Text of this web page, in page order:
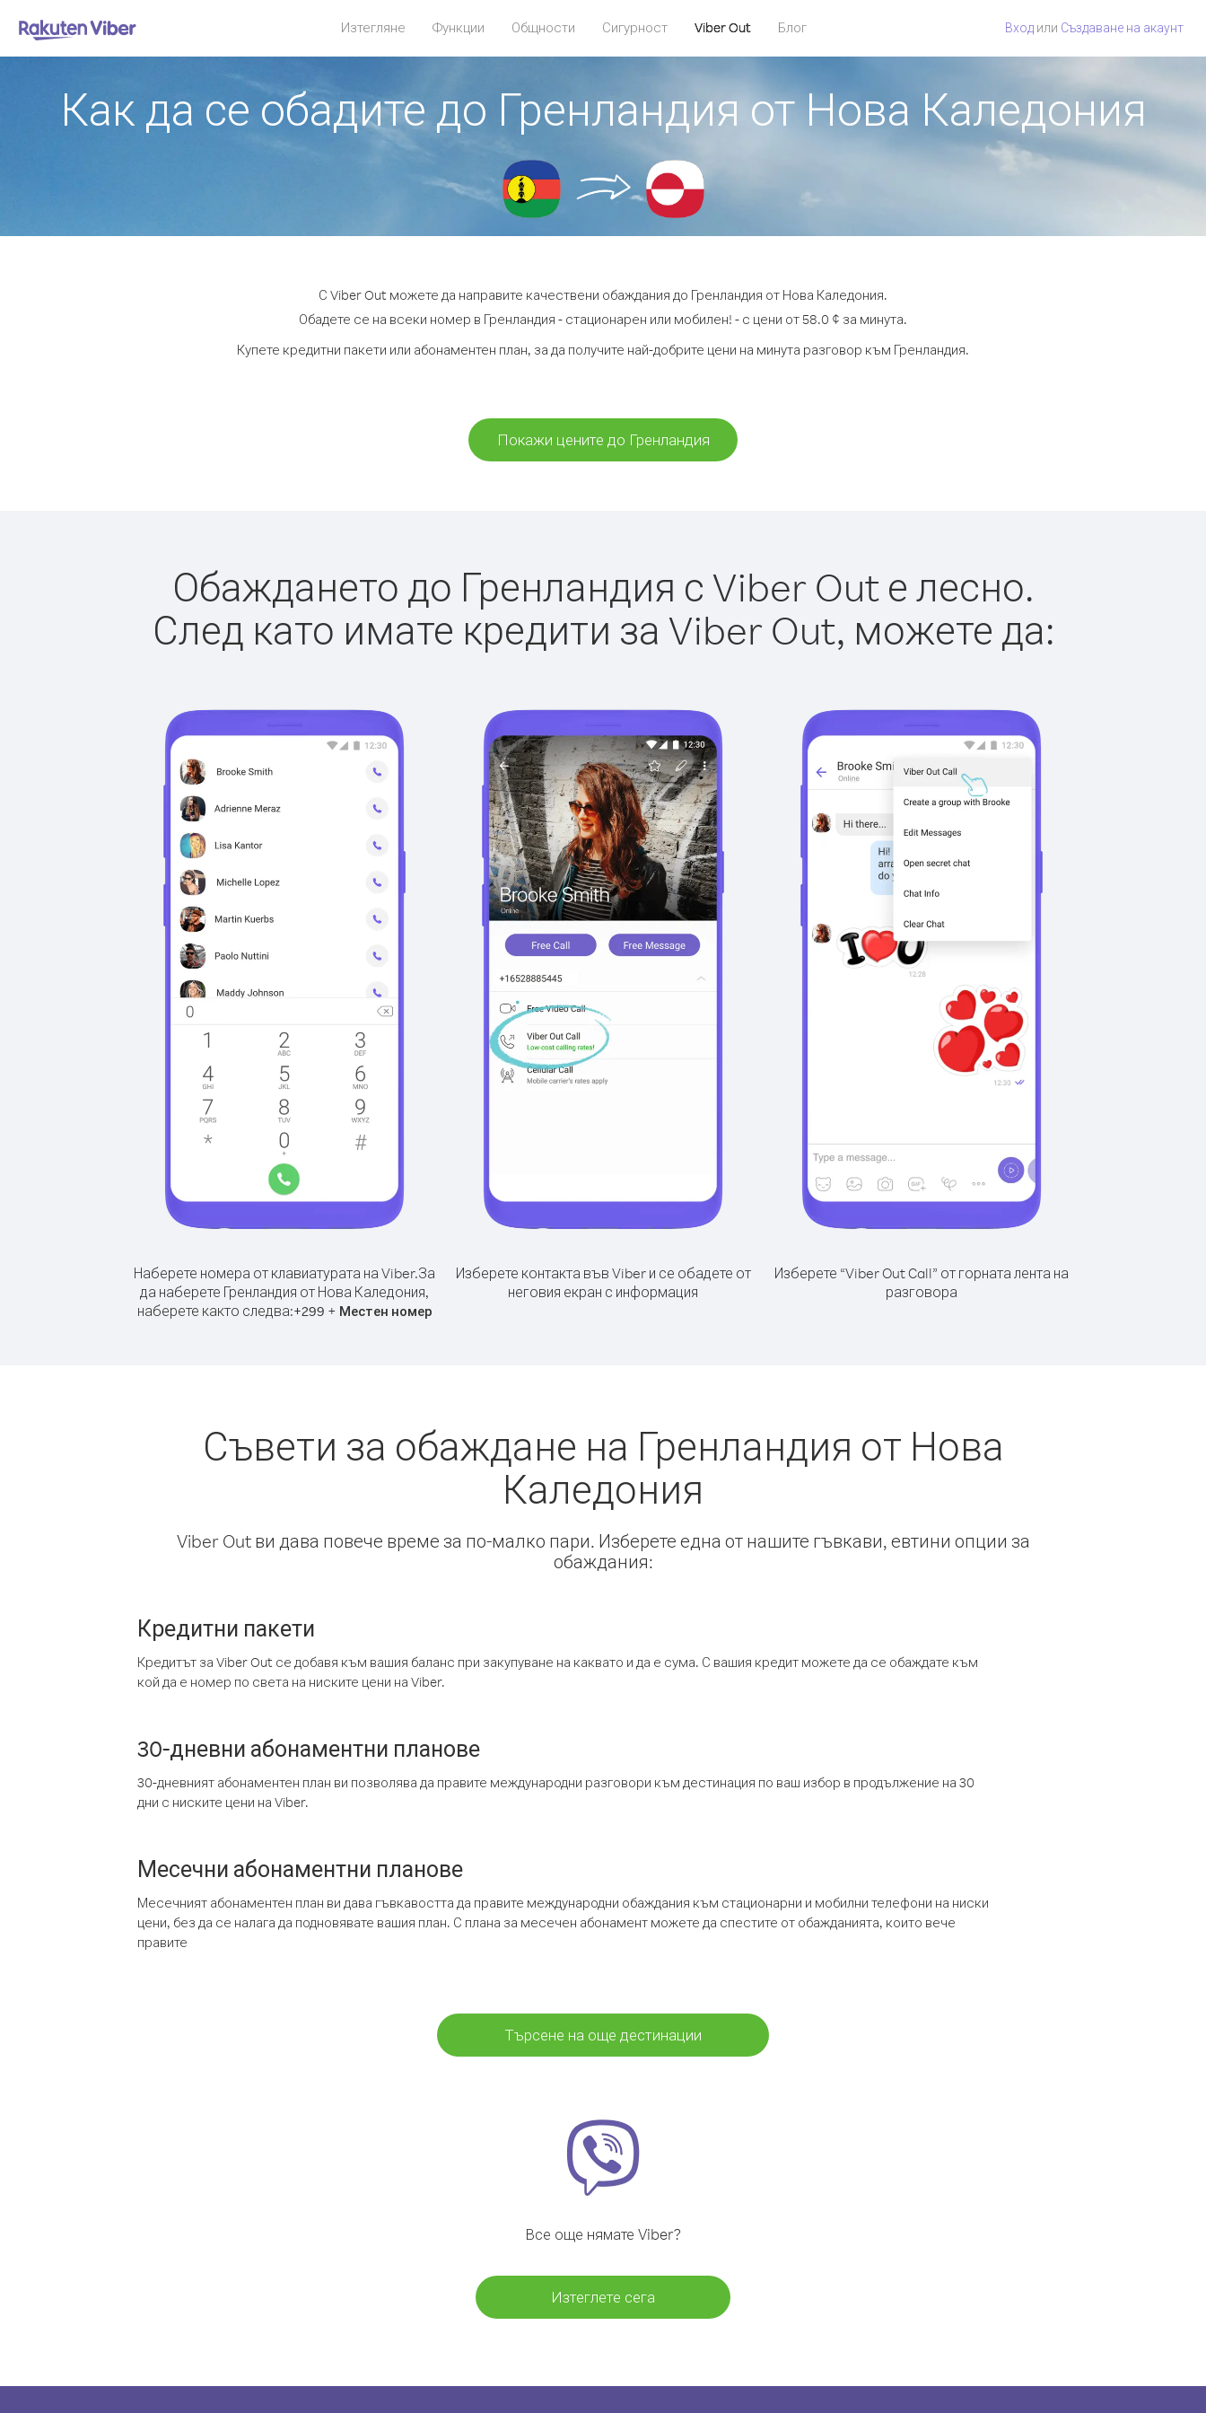
Изтегляне Функции Общности Сигурност Viber Out Блог Вход или Създаване на акаунт
Как да се обадите до Гренландия от Нова Каледония
С Viber Out можете да направите качествени обаждания до Гренландия от Нова Каледония.
Обадете се на всеки номер в Гренландия - стационарен или мобилен! - с цени от 58.0 ¢ за минута.
Купете кредитни пакети или абонаментен план, за да получите най-добрите цени на минута разговор към Гренландия.
Покажи цените до Гренландия
Обаждането до Гренландия с Viber Out е лесно.
След като имате кредити за Viber Out, можете да:
Наберете номера от клавиатурата на Viber.За
да наберете Гренландия от Нова Каледония,
наберете както следва:+299 + Местен номер
Изберете контакта във Viber и се обадете от
неговия екран с информация
Изберете “Viber Out Call” от горната лента на
разговора
Съвети за обаждане на Гренландия от Нова
Каледония
Viber Out ви дава повече време за по-малко пари. Изберете една от нашите гъвкави, евтини опции за
обаждания:
Кредитни пакети
Кредитът за Viber Out се добавя към вашия баланс при закупуване на каквато и да е сума. С вашия кредит можете да се обаждате към
кой да е номер по света на ниските цени на Viber.
30-дневни абонаментни планове
30-дневният абонаментен план ви позволява да правите международни разговори към дестинация по ваш избор в продължение на 30
дни с ниските цени на Viber.
Месечни абонаментни планове
Месечният абонаментен план ви дава гъвкавостта да правите международни обаждания към стационарни и мобилни телефони на ниски
цени, без да се налага да подновявате вашия план. С плана за месечен абонамент можете да спестите от обажданията, които вече
правите
Търсене на още дестинации
Все още нямате Viber?
Изтеглете сега